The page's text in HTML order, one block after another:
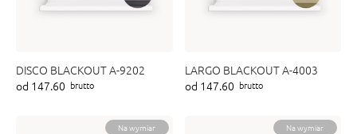
DISCO BLACKOUT A-9202
od 147.60 brutto
LARGO BLACKOUT A-4003
od 147.60 brutto
Na wymiar Na wymiar